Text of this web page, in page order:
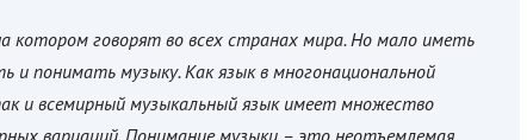
котором говорят во всех странах мира. Но мало иметь
понимать музыку. Как язык в многонациональной
и всемирный музыкальный язык имеет множество
вариаций. Понимание музыки – это неотъемлемая